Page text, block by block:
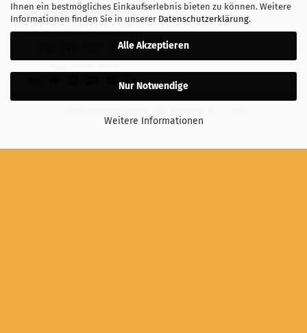
Ihnen ein bestmögliches Einkaufserlebnis bieten zu können. Weitere
Informationen finden Sie in unserer Datenschutzerklärung.
Alle Akzeptieren
Nur Notwendige
Weitere Informationen
- Barzahlung bei Abholung